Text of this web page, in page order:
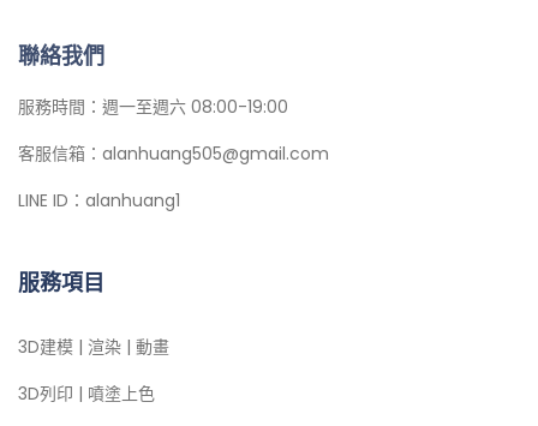
聯絡我們
服務時間：週一至週六 08:00-19:00
客服信箱：alanhuang505@gmail.com
LINE ID：alanhuang1
服務項目
3D建模 | 渲染 | 動畫
3D列印 | 噴塗上色